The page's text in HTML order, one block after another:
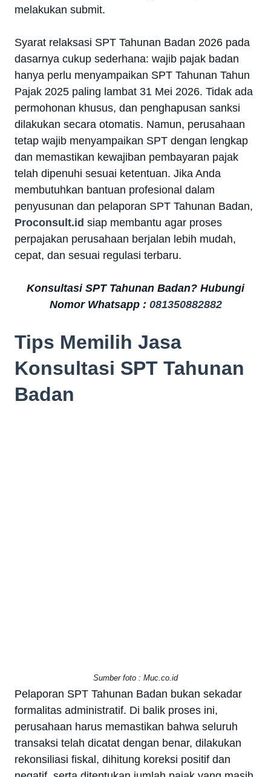
melakukan submit.
Syarat relaksasi SPT Tahunan Badan 2026 pada
dasarnya cukup sederhana: wajib pajak badan
hanya perlu menyampaikan SPT Tahunan Tahun
Pajak 2025 paling lambat 31 Mei 2026. Tidak ada
permohonan khusus, dan penghapusan sanksi
dilakukan secara otomatis. Namun, perusahaan
tetap wajib menyampaikan SPT dengan lengkap
dan memastikan kewajiban pembayaran pajak
telah dipenuhi sesuai ketentuan. Jika Anda
membutuhkan bantuan profesional dalam
penyusunan dan pelaporan SPT Tahunan Badan,
Proconsult.id siap membantu agar proses
perpajakan perusahaan berjalan lebih mudah,
cepat, dan sesuai regulasi terbaru.
Konsultasi SPT Tahunan Badan? Hubungi
Nomor Whatsapp : 081350882882
Tips Memilih Jasa
Konsultasi SPT Tahunan
Badan
Sumber foto : Muc.co.id
Pelaporan SPT Tahunan Badan bukan sekadar
formalitas administratif. Di balik proses ini,
perusahaan harus memastikan bahwa seluruh
transaksi telah dicatat dengan benar, dilakukan
rekonsiliasi fiskal, dihitung koreksi positif dan